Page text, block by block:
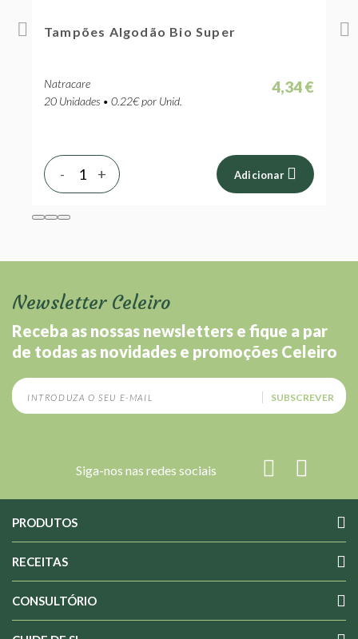
Tampões Algodão Bio Super
Natracare
20 Unidades • 0.22€ por Unid.
4,34 €
+
- Adicionar
Newsletter Celeiro
Receba as nossas newsletters e fique a par
de todas as novidades e promoções Celeiro
SUBSCREVER
Siga-nos nas redes sociais
PRODUTOS
RECEITAS
CONSULTÓRIO